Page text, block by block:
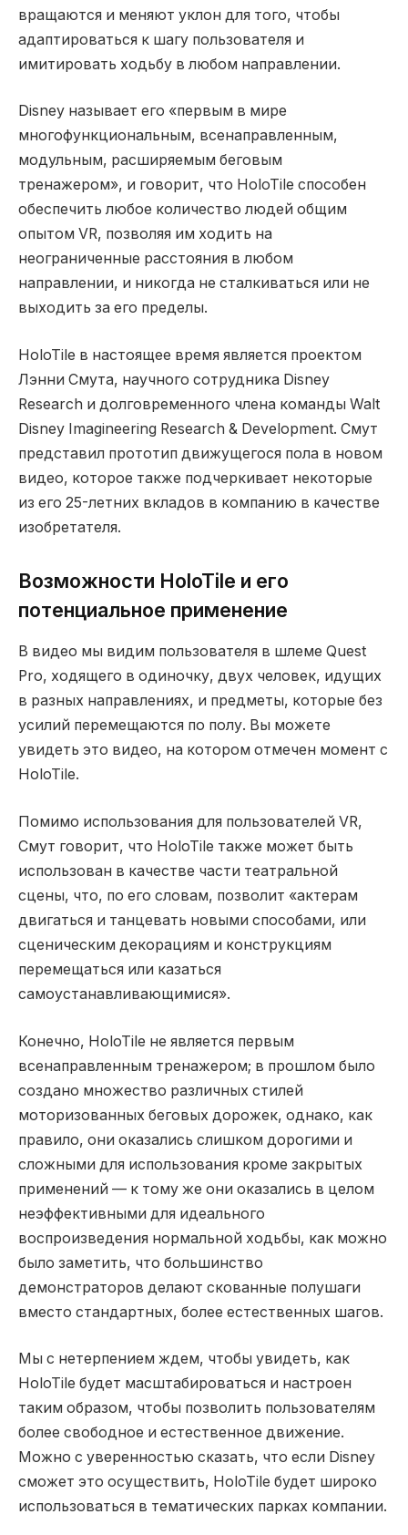
вращаются и меняют уклон для того, чтобы
адаптироваться к шагу пользователя и
имитировать ходьбу в любом направлении.
Disney называет его «первым в мире
многофункциональным, всенаправленным,
модульным, расширяемым беговым
тренажером», и говорит, что HoloTile способен
обеспечить любое количество людей общим
опытом VR, позволяя им ходить на
неограниченные расстояния в любом
направлении, и никогда не сталкиваться или не
выходить за его пределы.
HoloTile в настоящее время является проектом
Лэнни Смута, научного сотрудника Disney
Research и долговременного члена команды Walt
Disney Imagineering Research & Development. Смут
представил прототип движущегося пола в новом
видео, которое также подчеркивает некоторые
из его 25-летних вкладов в компанию в качестве
изобретателя.
Возможности HoloTile и его
потенциальное применение
В видео мы видим пользователя в шлеме Quest
Pro, ходящего в одиночку, двух человек, идущих
в разных направлениях, и предметы, которые без
усилий перемещаются по полу. Вы можете
увидеть это видео, на котором отмечен момент с
HoloTile.
Помимо использования для пользователей VR,
Смут говорит, что HoloTile также может быть
использован в качестве части театральной
сцены, что, по его словам, позволит «актерам
двигаться и танцевать новыми способами, или
сценическим декорациям и конструкциям
перемещаться или казаться
самоустанавливающимися».
Конечно, HoloTile не является первым
всенаправленным тренажером; в прошлом было
создано множество различных стилей
моторизованных беговых дорожек, однако, как
правило, они оказались слишком дорогими и
сложными для использования кроме закрытых
применений — к тому же они оказались в целом
неэффективными для идеального
воспроизведения нормальной ходьбы, как можно
было заметить, что большинство
демонстраторов делают скованные полушаги
вместо стандартных, более естественных шагов.
Мы с нетерпением ждем, чтобы увидеть, как
HoloTile будет масштабироваться и настроен
таким образом, чтобы позволить пользователям
более свободное и естественное движение.
Можно с уверенностью сказать, что если Disney
сможет это осуществить, HoloTile будет широко
использоваться в тематических парках компании.